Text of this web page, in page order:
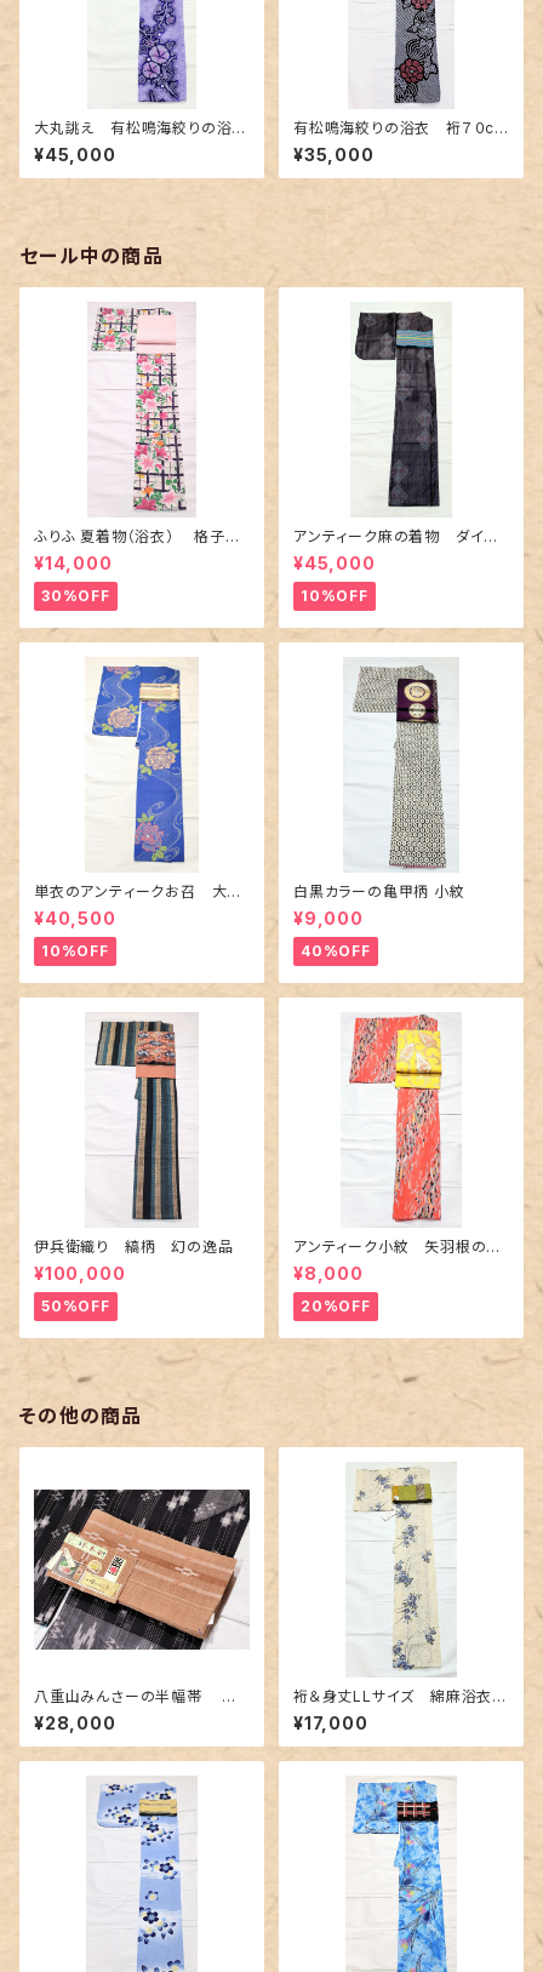
大丸誂え 有松鳴海絞りの浴
衣 紫色の濃淡に朝顔柄
¥45,000
有松鳴海絞りの浴衣 裄７０cm
濃紺地に赤色の牡丹柄
¥35,000
セール中の商品
ふりふ 夏着物（浴衣） 格子に
百合や秋草花
¥14,000
30%OFF
アンティーク麻の着物 ダイヤ
に市松柄の上布
¥45,000
10%OFF
単衣のアンティークお召 大輪
の薔薇柄柄
¥40,500
10%OFF
白黒カラーの亀甲柄 小紋
¥9,000
40%OFF
伊兵衛織り 縞柄 幻の逸品
¥100,000
50%OFF
アンティーク小紋 矢羽根の地
紋に短冊柄 裄６６cm
¥8,000
20%OFF
その他の商品
八重山みんさーの半幅帯 ヒ
ルギ、椎、あかね染め 淡い薄茶
色 証紙つき
¥28,000
裄＆身丈LLサイズ 綿麻浴衣
クレマチスと麻の葉柄
¥17,000